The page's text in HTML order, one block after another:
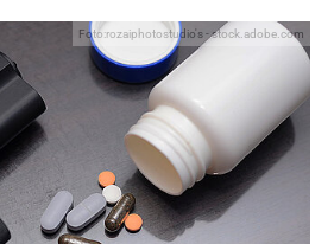
Foto:rozaiphotostudio's - stock.adobe.com